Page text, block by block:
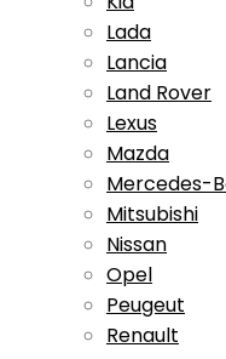
Lada
Lancia
Land Rover
Lexus
Mazda
Mercedes-
Mitsubishi
Nissan
Opel
Peugeut
Renault